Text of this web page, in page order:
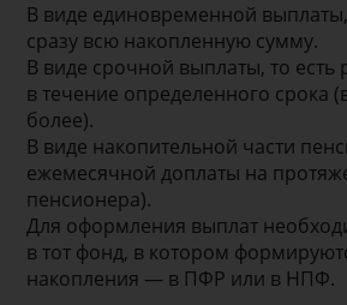
В виде единовременной выплаты,
сразу всю накопленную сумму.
В виде срочной выплаты, то
в течение определенного срока
более).
В виде накопительной части
ежемесячной доплаты на
пенсионера).
Для оформления выплат
в тот фонд, в котором
накопления — в ПФР или в НПФ.